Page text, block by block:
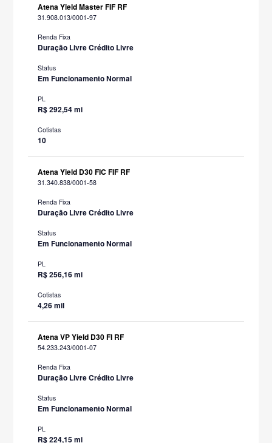
Atena Yield Master FIF RF
31.908.013/0001-97
Renda Fixa
Duração Livre Crédito Livre
Status
Em Funcionamento Normal
PL
R$ 292,54 mi
Cotistas
10
Atena Yield D30 FIC FIF RF
31.340.838/0001-58
Renda Fixa
Duração Livre Crédito Livre
Status
Em Funcionamento Normal
PL
R$ 256,16 mi
Cotistas
4,26 mil
Atena VP Yield D30 FI RF
54.233.243/0001-07
Renda Fixa
Duração Livre Crédito Livre
Status
Em Funcionamento Normal
PL
R$ 224,15 mi